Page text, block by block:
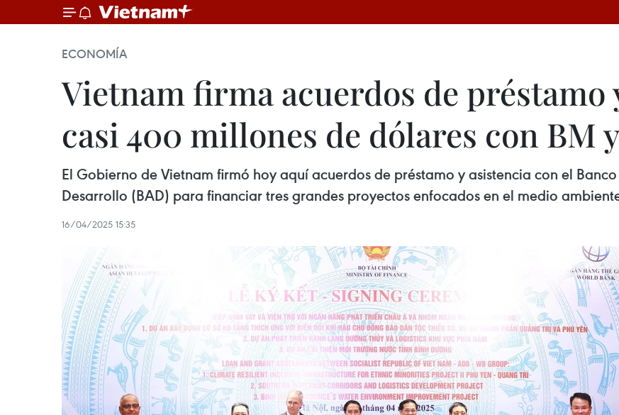
ECONOMÍA
Vietnam firma acuerdos de préstamo
casi 400 millones de dólares con BM
El Gobierno de Vietnam firmó hoy aquí acuerdos de préstamo y asistencia con el
Desarrollo (BAD) para financiar tres grandes proyectos enfocados en el medio
16/04/2025 15:35